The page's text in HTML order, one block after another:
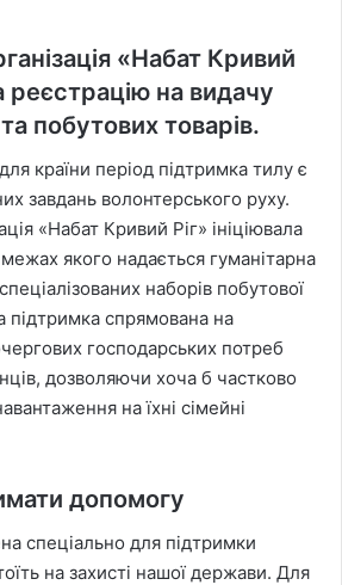
«Набат Кривий
реєстрацію на видачу
та побутових товарів.
країни період підтримка тилу є
завдань волонтерського руху.
«Набат Кривий Ріг» ініціювала
якого надається гуманітарна
наборів побутової
підтримка спрямована на
господарських потреб
дозволяючи хоча б частково
на їхні сімейні
допомогу
спеціально для підтримки
на захисті нашої держави. Для